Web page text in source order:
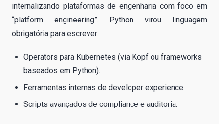
internalizando plataformas de engenharia com foco em
“platform engineering”. Python virou linguagem
obrigatória para escrever:
Operators para Kubernetes (via Kopf ou frameworks
baseados em Python).
Ferramentas internas de developer experience.
Scripts avançados de compliance e auditoria.